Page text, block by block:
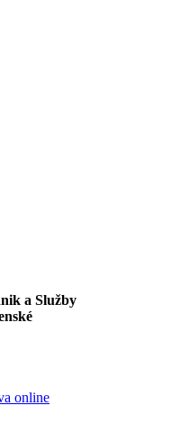
a Služby